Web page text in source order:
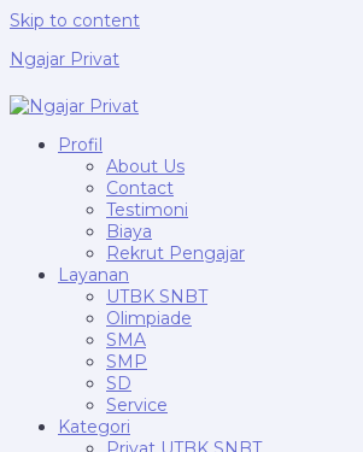
Skip to content
Ngajar Privat
Profil
About Us
Contact
Testimoni
Biaya
Rekrut Pengajar
Layanan
UTBK SNBT
Olimpiade
SMA
SMP
SD
Service
Kategori